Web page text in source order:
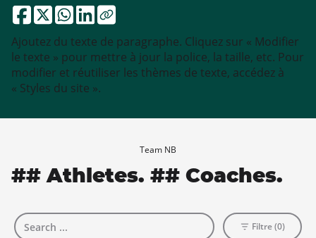
Ajoutez du texte de paragraphe. Cliquez sur « Modifier
le texte » pour mettre à jour la police, la taille, etc. Pour
modifier et réutiliser les thèmes de texte, accédez à
« Styles du site ».
Team NB
## Athletes. ## Coaches.
Filtre (0)